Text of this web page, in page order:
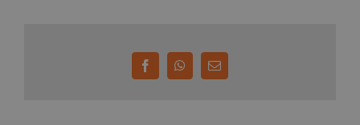
FacebookWhatsApp
E-
mail: